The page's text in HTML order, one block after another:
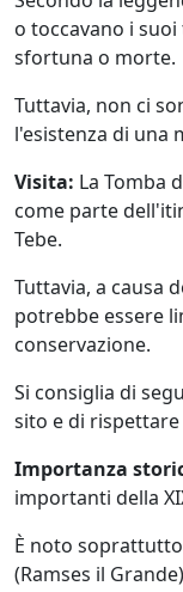
o toccavano i
sfortuna o morte.
Tuttavia, non ci
l'esistenza di una
Visita: La Tomba
come parte
Tebe.
Tuttavia, a causa
potrebbe essere
conservazione.
Si consiglia di
sito e di
Importanza
importanti della
È noto
(Ramses il